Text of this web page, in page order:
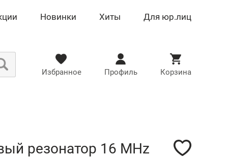
Новинки Хиты Для юр.лиц
Избранное Профиль Корзина
резонатор 16 MHz